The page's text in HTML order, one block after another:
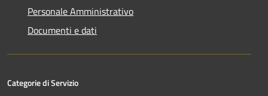
Personale Amministrativo
Documenti e dati
Categorie di Servizio